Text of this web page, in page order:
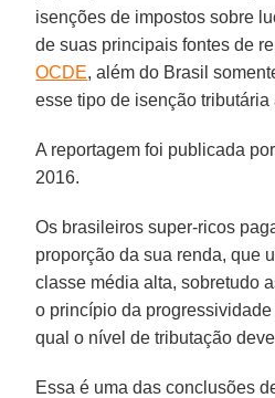
isenções de impostos sobre
de suas principais fontes de
OCDE, além do Brasil
esse tipo de isenção
A reportagem foi publicada
2016.
Os brasileiros super-ricos
proporção da sua renda, que
classe média alta, sobretudo
o princípio da
qual o nível de tributação
Essa é uma das conclusões